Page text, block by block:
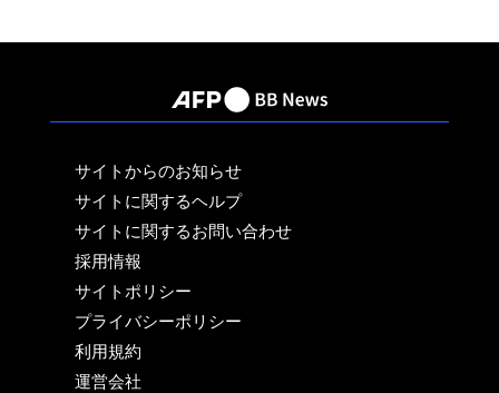
サイトからのお知らせ
サイトに関するヘルプ
サイトに関するお問い合わせ
採用情報
サイトポリシー
プライバシーポリシー
利用規約
運営会社